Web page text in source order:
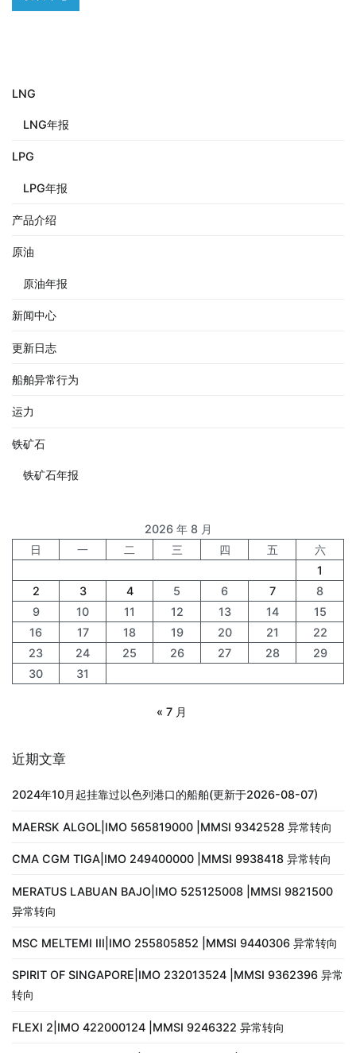
LNG
LNG年报
LPG
LPG年报
产品介绍
原油
原油年报
新闻中心
更新日志
船舶异常行为
运力
铁矿石
铁矿石年报
2026 年 8 月
日
一 二 三 四 五
六
1
2
3 4 5 6 7
8
9
10 11 12 13 14
15
16
17 18 19 20 21
22
23
24 25 26 27 28
29
30
31
« 7 月
近期文章
2024年10月起挂靠过以色列港口的船舶(更新于2026-08-07)
MAERSK ALGOL|IMO 565819000 |MMSI 9342528 异常转向
CMA CGM TIGA|IMO 249400000 |MMSI 9938418 异常转向
MERATUS LABUAN BAJO|IMO 525125008 |MMSI 9821500
异常转向
MSC MELTEMI III|IMO 255805852 |MMSI 9440306 异常转向
SPIRIT OF SINGAPORE|IMO 232013524 |MMSI 9362396 异常
转向
FLEXI 2|IMO 422000124 |MMSI 9246322 异常转向